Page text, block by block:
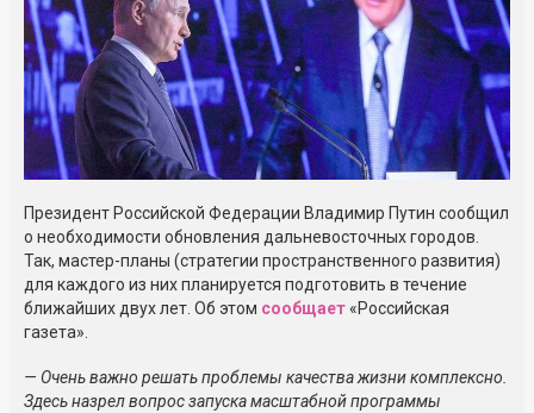
Президент Российской Федерации Владимир Путин сообщил
о необходимости обновления дальневосточных городов.
Так, мастер-планы (стратегии пространственного развития)
для каждого из них планируется подготовить в течение
ближайших двух лет. Об этом сообщает«Российская
газета».
— Очень важно решать проблемы качества жизни комплексно.
Здесь назрел вопрос запуска масштабной программы